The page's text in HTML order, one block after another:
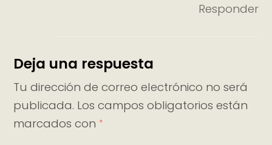
Responder
Deja una respuesta
Tu dirección de correo electrónico no será
publicada. Los campos obligatorios están
marcados con *